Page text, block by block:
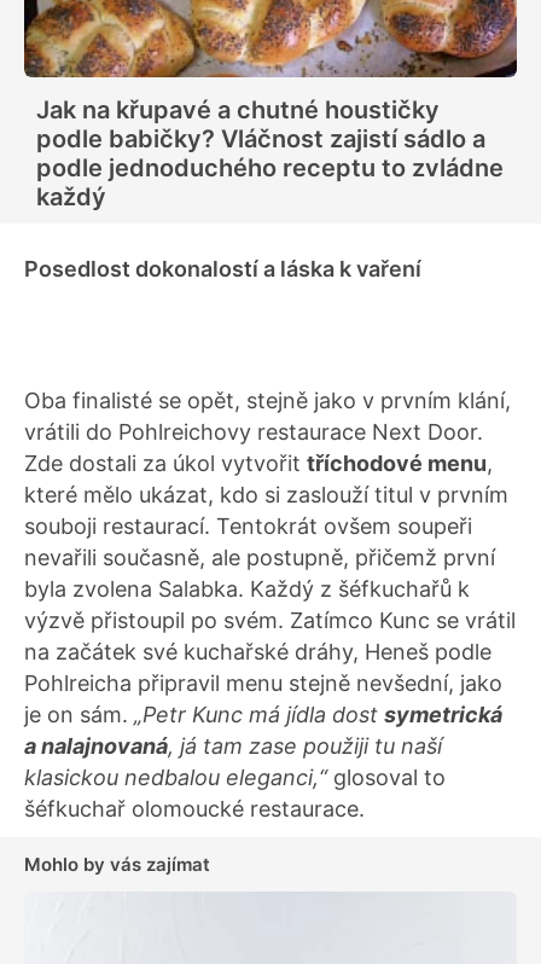
Jak na křupavé a chutné houstičky
podle babičky? Vláčnost zajistí sádlo a
podle jednoduchého receptu to zvládne
každý
Posedlost dokonalostí a láska k vaření
Oba finalisté se opět, stejně jako v prvním klání,
vrátili do Pohlreichovy restaurace Next Door.
Zde dostali za úkol vytvořit tříchodové menu,
které mělo ukázat, kdo si zaslouží titul v prvním
souboji restaurací. Tentokrát ovšem soupeři
nevařili současně, ale postupně, přičemž první
byla zvolena Salabka. Každý z šéfkuchařů k
výzvě přistoupil po svém. Zatímco Kunc se vrátil
na začátek své kuchařské dráhy, Heneš podle
Pohlreicha připravil menu stejně nevšední, jako
je on sám. „Petr Kunc má jídla dost symetrická
a nalajnovaná, já tam zase použiji tu naší
klasickou nedbalou eleganci,“glosoval to
šéfkuchař olomoucké restaurace.
Mohlo by vás zajímat